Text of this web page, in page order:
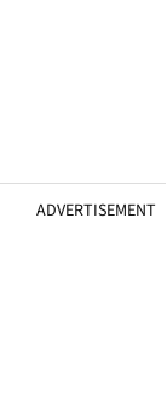
ADVERTISEMENT